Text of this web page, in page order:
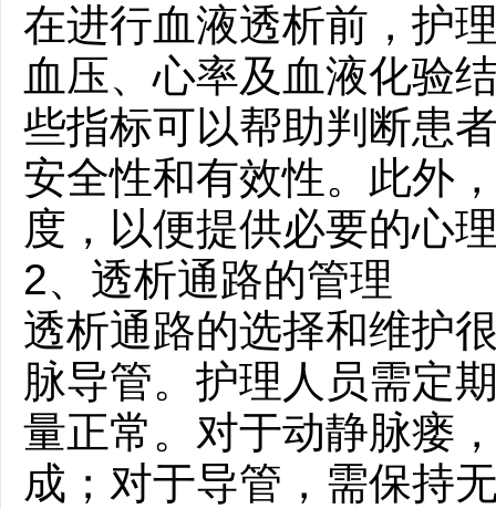
在进行血液透析前，护
血压、心率及血液化验
些指标可以帮助判断患
安全性和有效性。此外
度，以便提供必要的心
2、透析通路的管理
透析通路的选择和维护
脉导管。护理人员需定
量正常。对于动静脉瘘
成；对于导管，需保持